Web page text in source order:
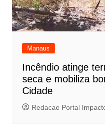
Manaus
Incêndio atinge
seca e mobiliza
Cidade
Redacao Portal